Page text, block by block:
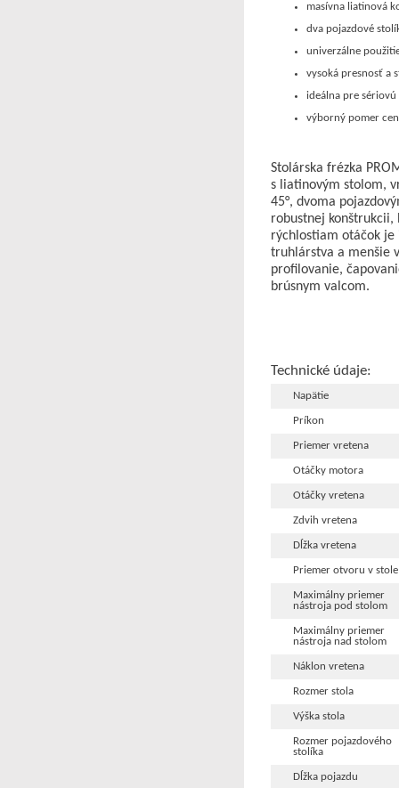
masívna liatinová
dva pojazdové
univerzálne
vysoká presnosť a
ideálna pre
výborný pomer
Stolárska frézka
s liatinovým stolom,
45°, dvoma
robustnej konštrukcii,
rýchlostiam otáčok
truhlárstva a menšie
profilovanie,
brúsnym valcom.
Technické údaje:
Napätie
Príkon
Priemer vretena
Otáčky motora
Otáčky vretena
Zdvih vretena
Dĺžka vretena
Priemer otvoru v stole
Maximálny priemer
nástroja pod stolom
Maximálny priemer
nástroja nad stolom
Náklon vretena
Rozmer stola
Výška stola
Rozmer pojazdového
stolíka
Dĺžka pojazdu